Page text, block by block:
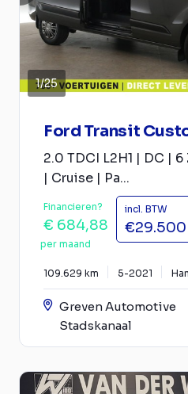
1/25
Ford Transit
2.0 TDCI L2H1 | DC |
| Cruise | Pa...
Financieren?
€ 684,88
per maand
incl. BTW
€29.500
109.629 km 5-2021
Greven Automotive
Stadskanaal